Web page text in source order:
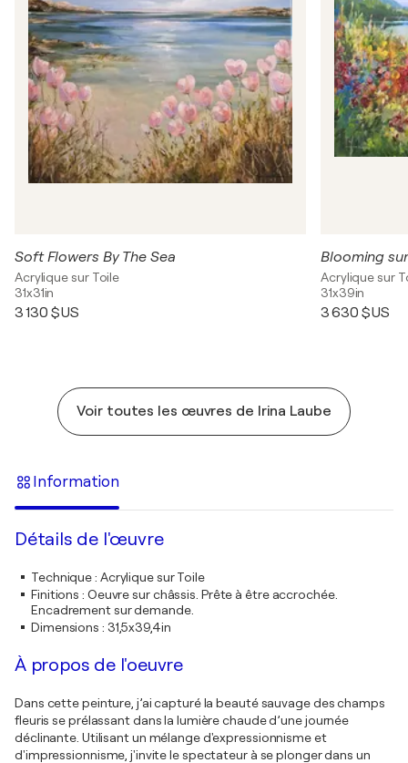
Soft Flowers By The Sea
Acrylique sur Toile
31x31in
3 130 $US
Blooming
Acrylique sur
31x39in
3 630 $US
Voir toutes les œuvres de Irina Laube
Information
Détails de l'œuvre
Technique: Acrylique sur Toile
Finitions : Oeuvre sur châssis. Prête à être accrochée.
Encadrement sur demande.
Dimensions : 31,5x39,4in
À propos de l'oeuvre
Dans cette peinture, j’ai capturé la beauté sauvage des champs
fleuris se prélassant dans la lumière chaude d’une journée
déclinante. Utilisant un mélange d'expressionnisme et
d'impressionnisme, j'invite le spectateur à se plonger dans un